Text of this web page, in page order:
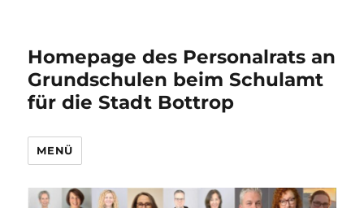
Homepage des Personalrats an
Grundschulen beim Schulamt
für die Stadt Bottrop
MENÜ